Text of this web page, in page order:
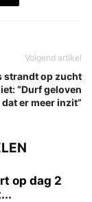
Volgend artikel
strandt op zucht
“Durf geloven
dat er meer inzit”
op dag 2